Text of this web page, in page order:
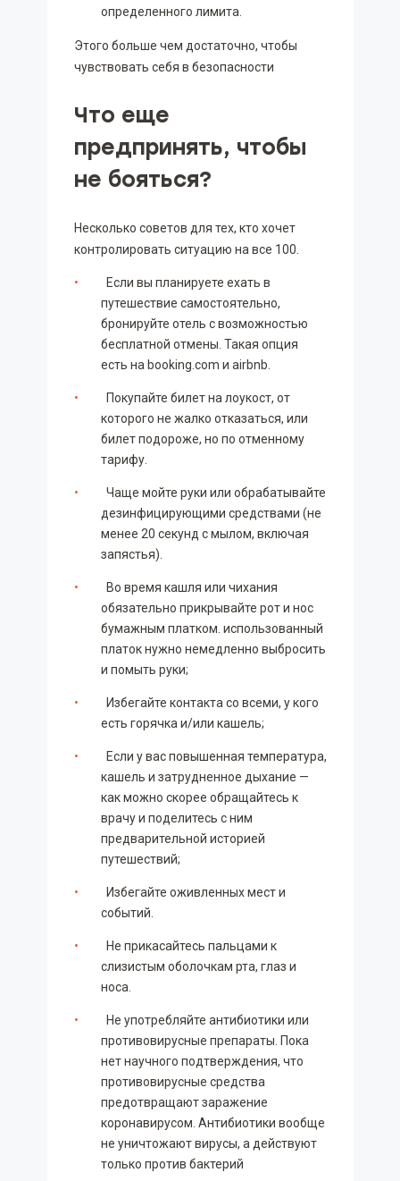
определенного лимита.
Этого больше чем достаточно, чтобы
чувствовать себя в безопасности
Что еще
предпринять, чтобы
не бояться?
Несколько советов для тех, кто хочет
контролировать ситуацию на все 100.
Если вы планируете ехать в
путешествие самостоятельно,
бронируйте отель с возможностью
бесплатной отмены. Такая опция
есть на booking.com и airbnb.
Покупайте билет на лоукост, от
которого не жалко отказаться, или
билет подороже, но по отменному
тарифу.
Чаще мойте руки или обрабатывайте
дезинфицирующими средствами (не
менее 20 секунд с мылом, включая
запястья).
Во время кашля или чихания
обязательно прикрывайте рот и нос
бумажным платком. использованный
платок нужно немедленно выбросить
и помыть руки;
Избегайте контакта со всеми, у кого
есть горячка и/или кашель;
Если у вас повышенная температура,
кашель и затрудненное дыхание —
как можно скорее обращайтесь к
врачу и поделитесь с ним
предварительной историей
путешествий;
Избегайте оживленных мест и
событий.
Не прикасайтесь пальцами к
слизистым оболочкам рта, глаз и
носа.
Не употребляйте антибиотики или
противовирусные препараты. Пока
нет научного подтверждения, что
противовирусные средства
предотвращают заражение
коронавирусом. Антибиотики вообще
не уничтожают вирусы, а действуют
только против бактерий